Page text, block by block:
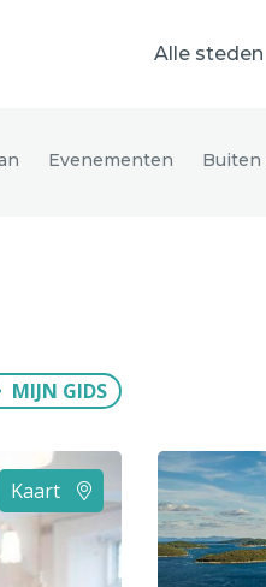
Alle steden
Bangkok
Evenementen Buiten
MIJN GIDS
Kaart